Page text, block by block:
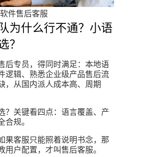
件售后客服
为什么行不通？小语
？
后专员，得同时满足：本地语
逻辑、熟悉企业级产品售后流
，从国内派人成本高、周期
？关键看四点：语言覆盖、产
合规。
果客服只能照着说明书念，那
用户配置，才叫售后客服。